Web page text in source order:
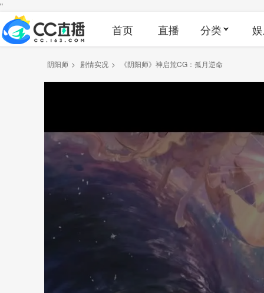
"
首页 直播 分类
阴阳师 > 剧情实况 > 《阴阳师》神启荒CG：孤月逆命